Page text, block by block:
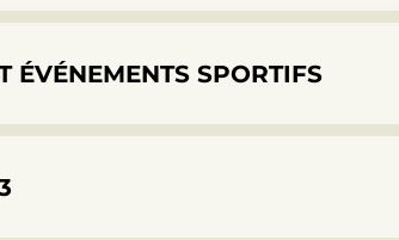
ÉVÉNEMENTS SPORTIFS